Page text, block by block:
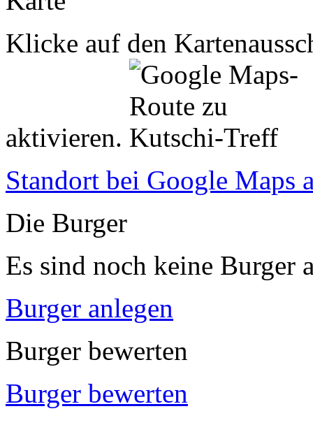
Klicke auf den
aktivieren.
Standort bei Google Maps
Die Burger
Es sind noch keine Burger
Burger anlegen
Burger bewerten
Burger bewerten